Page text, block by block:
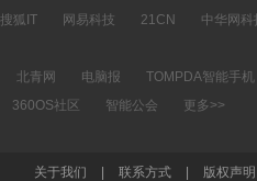
搜狐IT 网易科技 21CN
中华网科
北青网 电脑报
TOMPDA智能手机
360OS社区 智能公会 更多>>
关于我们 联系方式 版权声明